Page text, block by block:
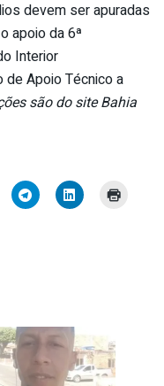
devem ser apuradas
apoio da 6ª
Interior
de Apoio Técnico a
são do site Bahia